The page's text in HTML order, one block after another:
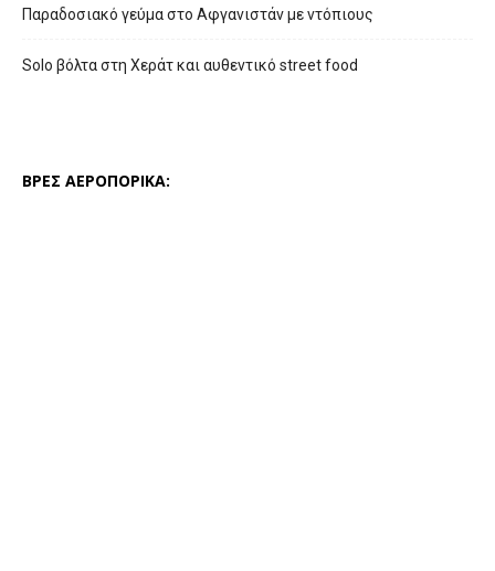
Παραδοσιακό γεύμα στο Αφγανιστάν με ντόπιους
Solo βόλτα στη Χεράτ και αυθεντικό street food
ΒΡΕΣ ΑΕΡΟΠΟΡΙΚΑ: